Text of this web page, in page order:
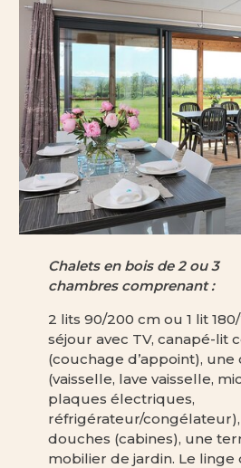
Chalets en bois de 2 ou 3
chambres comprenant :
2 lits 90/200 cm ou 1 lit
séjour avec TV, canapé-lit
(couchage d’appoint),
(vaisselle, lave vaisselle,
plaques électriques,
réfrigérateur/
douches (cabines), une
mobilier de jardin. Le linge